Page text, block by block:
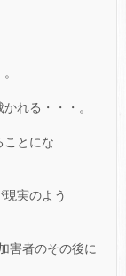
れる・・・。
ことにな
実のよう
害者のその後に